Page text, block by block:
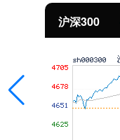
沪深300